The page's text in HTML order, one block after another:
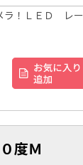
ラ！ＬＥＤ レ
度Ｍ